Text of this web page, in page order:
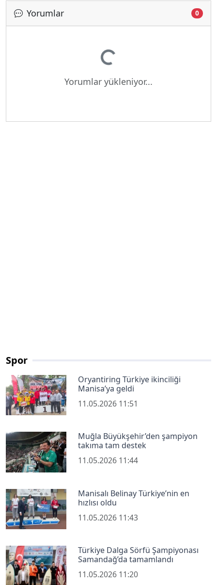
Yorumlar 0
Yükleniyor...
Yorumlar yükleniyor...
Spor
Oryantiring Türkiye ikinciliği
Manisa’ya geldi
11.05.2026 11:51
Muğla Büyükşehir’den şampiyon
takıma tam destek
11.05.2026 11:44
Manisalı Belinay Türkiye’nin en
hızlısı oldu
11.05.2026 11:43
Türkiye Dalga Sörfü Şampiyonası
Samandağ’da tamamlandı
11.05.2026 11:20